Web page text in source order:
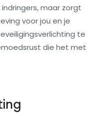
maar zorgt
voor jou en je
te
die het met